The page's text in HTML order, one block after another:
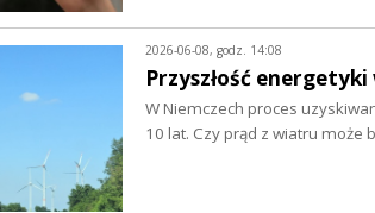
2026-06-08, godz. 14:08
Przyszłość
W Niemczech proces
10 lat. Czy prąd z wiatru